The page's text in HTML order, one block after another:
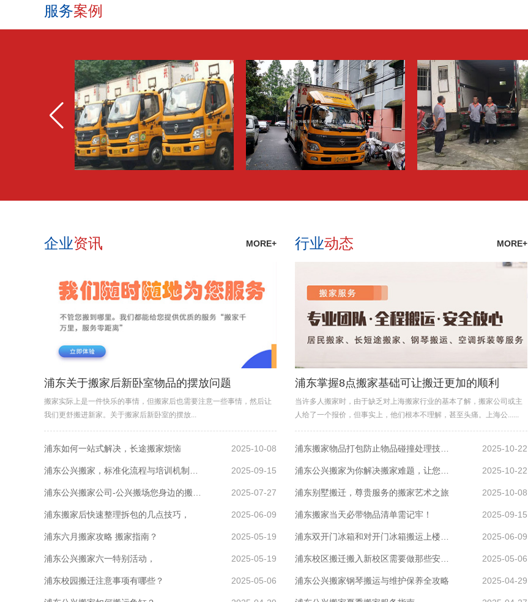
服务案例
企业资讯 MORE+
浦东关于搬家后新卧室物品的摆放问题
搬家实际上是一件快乐的事情，但搬家后也需要注意一些事情，然后让
我们更舒搬进新家。关于搬家后新卧室的摆放...
2025-10-08
浦东如何一站式解决，长途搬家烦恼
2025-09-15
2025-07-27
2025-06-09
浦东搬家后快速整理拆包的几点技巧，
2025-05-19
浦东六月搬家攻略 搬家指南？
2025-05-19
浦东公兴搬家六一特别活动，
2025-05-06
浦东校园搬迁注意事项有哪些？
行业动态 MORE+
浦东掌握8点搬家基础可让搬迁更加的顺利
当许多人搬家时，由于缺乏对上海搬家行业的基本了解，搬家公司或主
人给了一个报价，但事实上，他们根本不理解，甚至头痛。上海公......
2025-10-22
浦东搬家物品打包防止物品碰撞处理技巧，
2025-10-22
2025-10-08
浦东别墅搬迁，尊贵服务的搬家艺术之旅
2025-09-15
浦东搬家当天必带物品清单需记牢！
2025-06-09
2025-05-06
浦东校区搬迁搬入新校区需要做那些安置？
2025-04-29
浦东公兴搬家钢琴搬运与维护保养全攻略